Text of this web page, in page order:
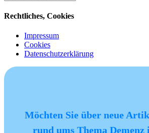
Rechtliches, Cookies
Impressum
Cookies
Datenschutzerklärung
Möchten Sie über neue
rund ums Thema